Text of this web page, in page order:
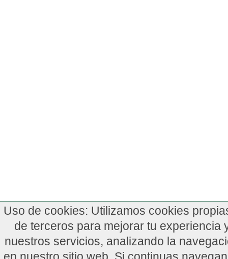
Uso de cookies: Utilizamos cookies
de terceros para mejorar tu experiencia
nuestros servicios, analizando la